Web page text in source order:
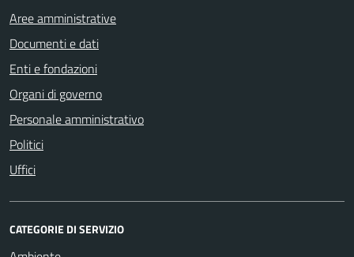
Aree amministrative
Documenti e dati
Enti e fondazioni
Organi di governo
Personale amministrativo
Politici
Uffici
CATEGORIE DI SERVIZIO